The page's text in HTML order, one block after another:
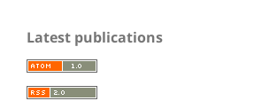
Latest publications